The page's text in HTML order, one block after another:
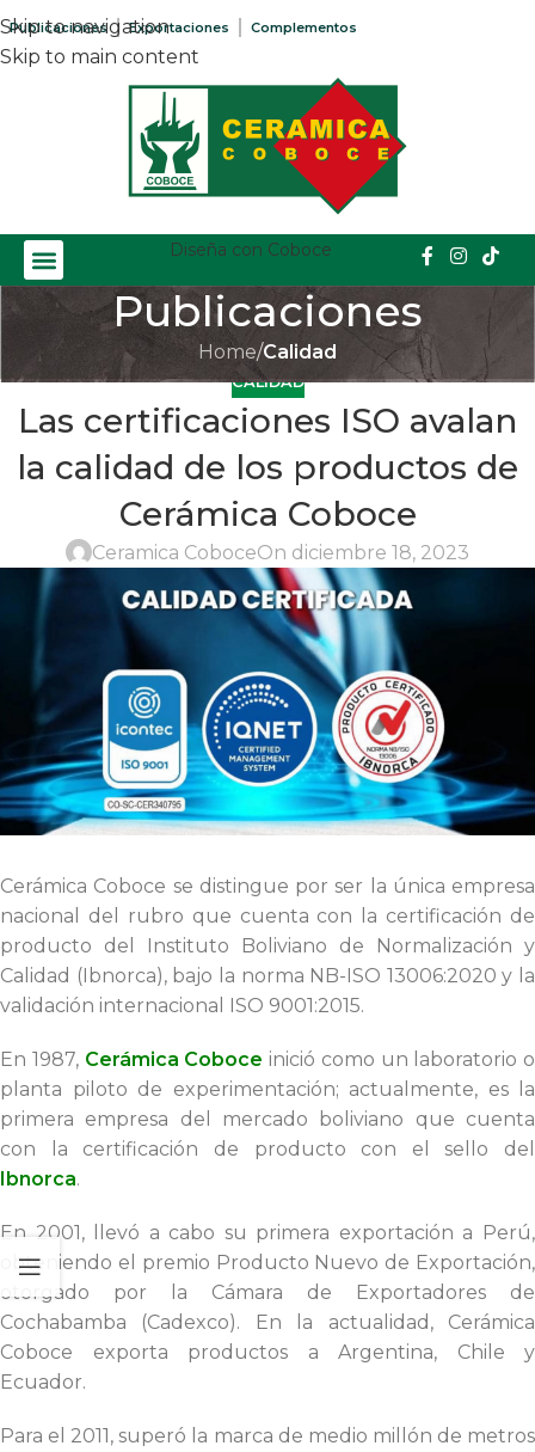
Skip to navigation
Skip to main content
Publicaciones Exportaciones Complementos
Diseña con Coboce
Publicaciones
Home/Calidad
CALIDAD
Las certificaciones ISO avalan
la calidad de los productos de
Cerámica Coboce
Ceramica CoboceOn diciembre 18, 2023
Cerámica Coboce se distingue por ser la única empresa
nacional del rubro que cuenta con la certificación de
producto del Instituto Boliviano de Normalización y
Calidad (Ibnorca), bajo la norma NB-ISO 13006:2020 y la
validación internacional ISO 9001:2015.
En 1987, Cerámica Coboce inició como un laboratorio o
planta piloto de experimentación; actualmente, es la
primera empresa del mercado boliviano que cuenta
con la certificación de producto con el sello del
Ibnorca.
En 2001, llevó a cabo su primera exportación a Perú,
obteniendo el premio Producto Nuevo de Exportación,
otorgado por la Cámara de Exportadores de
Cochabamba (Cadexco). En la actualidad, Cerámica
Coboce exporta productos a Argentina, Chile y
Ecuador.
Para el 2011, superó la marca de medio millón de metros